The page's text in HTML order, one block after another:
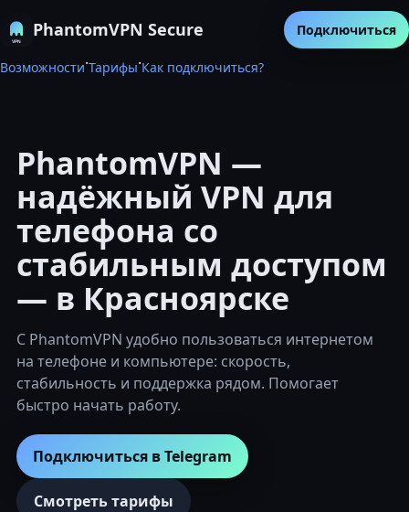
PhantomVPN Secure
Возможности·Тарифы·Как подключиться?
Подключиться
PhantomVPN —
надёжный VPN для
телефона со
стабильным доступом
— в Красноярске
С PhantomVPN удобно пользоваться интернетом
на телефоне и компьютере: скорость,
стабильность и поддержка рядом. Помогает
быстро начать работу.
Подключиться в Telegram
Смотреть тарифы